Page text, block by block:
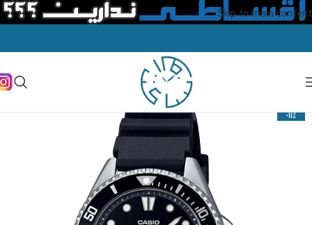
Skip to main content
-11%